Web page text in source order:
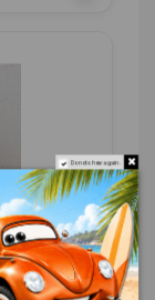
Do not show again.